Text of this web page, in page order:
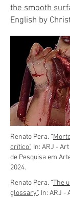
the smooth
English by
Renato Pera. “
crítico". In: ARJ -
de Pesquisa em
2024.
Renato Pera. “The
glossary". In: ARJ -